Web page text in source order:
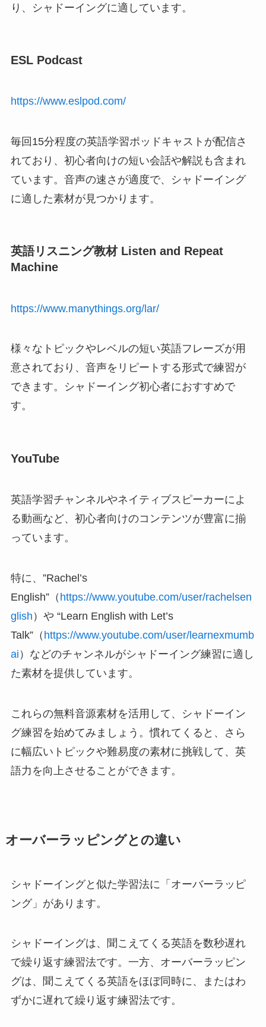
り、シャドーイングに適しています。
ESL Podcast
https://www.eslpod.com/
毎回15分程度の英語学習ポッドキャストが配信さ
れており、初心者向けの短い会話や解説も含まれ
ています。音声の速さが適度で、シャドーイング
に適した素材が見つかります。
英語リスニング教材 Listen and Repeat
Machine
https://www.manythings.org/lar/
様々なトピックやレベルの短い英語フレーズが用
意されており、音声をリピートする形式で練習が
できます。シャドーイング初心者におすすめで
す。
YouTube
英語学習チャンネルやネイティブスピーカーによ
る動画など、初心者向けのコンテンツが豊富に揃
っています。
特に、”Rachel’s
English”（ https://www.youtube.com/user/rachelsen
glish ）や “Learn English with Let’s
Talk”（ https://www.youtube.com/user/learnexmumb
ai ）などのチャンネルがシャドーイング練習に適し
た素材を提供しています。
これらの無料音源素材を活用して、シャドーイン
グ練習を始めてみましょう。慣れてくると、さら
に幅広いトピックや難易度の素材に挑戦して、英
語力を向上させることができます。
オーバーラッピングとの違い
シャドーイングと似た学習法に「オーバーラッピ
ング」があります。
シャドーイングは、聞こえてくる英語を数秒遅れ
で繰り返す練習法です。一方、オーバーラッピン
グは、聞こえてくる英語をほぼ同時に、またはわ
ずかに遅れて繰り返す練習法です。